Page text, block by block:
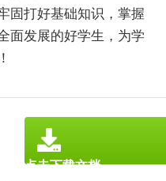
固打好基础知识，掌握
面发展的好学生，为学
点击下载文档